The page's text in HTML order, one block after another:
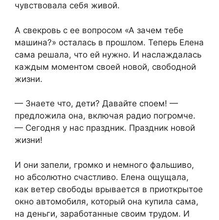
чувствовала себя живой.
А свекровь с ее вопросом «А зачем тебе
машина?» осталась в прошлом. Теперь Елена
сама решала, что ей нужно. И наслаждалась
каждым моментом своей новой, свободной
жизни.
— Знаете что, дети? Давайте споем! —
предложила она, включая радио погромче.
— Сегодня у нас праздник. Праздник новой
жизни!
И они запели, громко и немного фальшиво,
но абсолютно счастливо. Елена ощущала,
как ветер свободы врывается в приоткрытое
окно автомобиля, который она купила сама,
на деньги, заработанные своим трудом. И